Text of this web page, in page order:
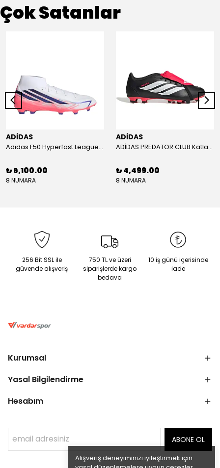
Alışveriş deneyiminizi iyileştirmek için
Çok Satanlar
ADİDAS
Adidas F50 Hyperfast League Mid Erkek Krampon (IH7090)
₺ 6,100.00
8 NUMARA
ADİDAS
ADİDAS PREDATOR CLUB Katlanır Dilli Çim Saha/Çoklu Zemin Kramponu JR3330
₺ 4,499.00
8 NUMARA
256 Bit SSL ile
güvende alışveriş
750 TL ve üzeri
siparişlerde kargo
bedava
10 iş günü içerisinde
iade
Kurumsal
Yasal Bilgilendirme
Hesabım
ABONE OL